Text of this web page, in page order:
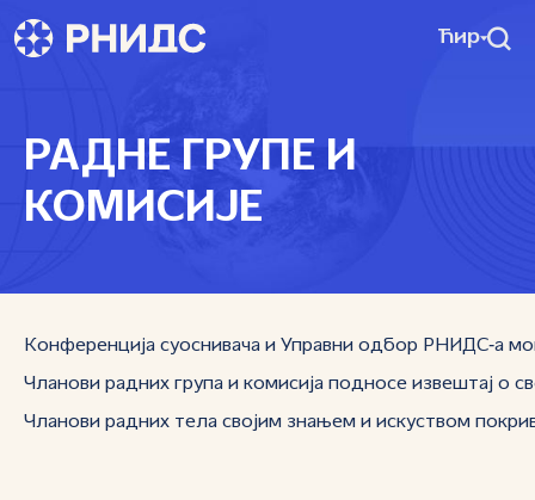
Ћир
РАДНЕ ГРУПЕ И
КОМИСИЈЕ
Конференција суоснивача и Управни одбор РНИДС‑а
Чланови радних група и комисија подносе извештај о
Чланови радних тела својим знањем и искуством